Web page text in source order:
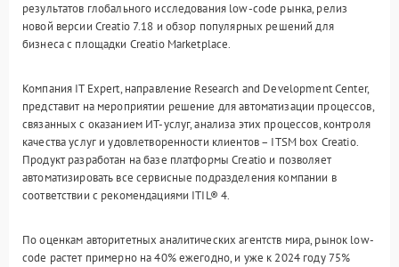
результатов глобального исследования low-code рынка, релиз
новой версии Creatio 7.18 и обзор популярных решений для
бизнеса с площадки Creatio Marketplace.
Компания IT Expert, направление Research and Development Center,
представит на мероприятии решение для автоматизации процессов,
связанных с оказанием ИТ‑услуг, анализа этих процессов, контроля
качества услуг и удовлетворенности клиентов – ITSM box Creatio.
Продукт разработан на базе платформы Creatio и позволяет
автоматизировать все сервисные подразделения компании в
соответствии с рекомендациями ITIL® 4.
По оценкам авторитетных аналитических агентств мира, рынок low-
code растет примерно на 40% ежегодно, и уже к 2024 году 75%